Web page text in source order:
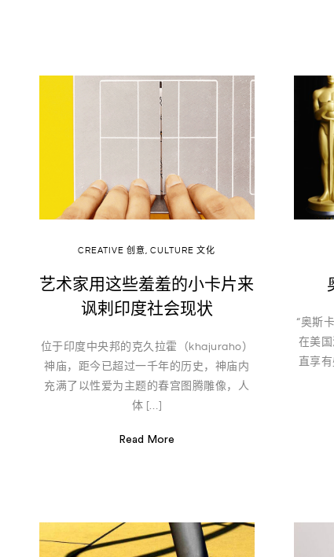
CREATIVE 创意,CULTURE 文化
艺术家用这些羞羞的小卡片来
讽剌印度社会现状
位于印度中央邦的克久拉霍（khajuraho）
神庙，距今已超过一千年的历史，神庙内
充满了以性爱为主题的春宫图腾雕像，人
体 […]
Read More
“奥斯
在美
直享